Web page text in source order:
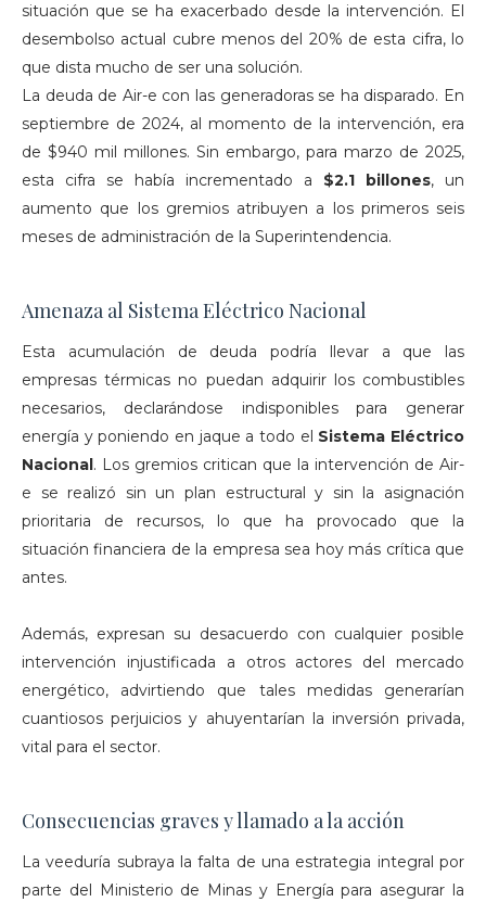
situación que se ha exacerbado desde la intervención. El
desembolso actual cubre menos del 20% de esta cifra, lo
que dista mucho de ser una solución.
La deuda de Air-e con las generadoras se ha disparado. En
septiembre de 2024, al momento de la intervención, era
de $940 mil millones. Sin embargo, para marzo de 2025,
esta cifra se había incrementado a $2.1 billones, un
aumento que los gremios atribuyen a los primeros seis
meses de administración de la Superintendencia.
Amenaza al Sistema Eléctrico Nacional
Esta acumulación de deuda podría llevar a que las
empresas térmicas no puedan adquirir los combustibles
necesarios, declarándose indisponibles para generar
energía y poniendo en jaque a todo el Sistema Eléctrico
Nacional. Los gremios critican que la intervención de Air-
e se realizó sin un plan estructural y sin la asignación
prioritaria de recursos, lo que ha provocado que la
situación financiera de la empresa sea hoy más crítica que
antes.
Además, expresan su desacuerdo con cualquier posible
intervención injustificada a otros actores del mercado
energético, advirtiendo que tales medidas generarían
cuantiosos perjuicios y ahuyentarían la inversión privada,
vital para el sector.
Consecuencias graves y llamado a la acción
La veeduría subraya la falta de una estrategia integral por
parte del Ministerio de Minas y Energía para asegurar la